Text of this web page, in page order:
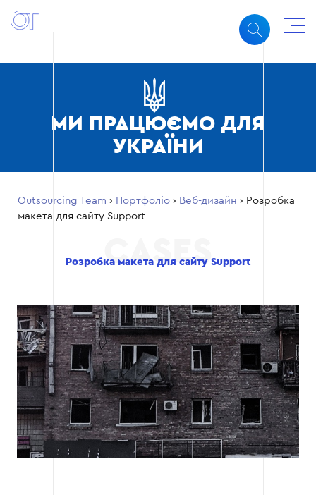
МИ ПРАЦЮЄМО ДЛЯ
УКРАЇНИ
Outsourcing Team › Портфоліо › Веб-дизайн › Розробка
макета для сайту Support
Розробка макета для сайту Support